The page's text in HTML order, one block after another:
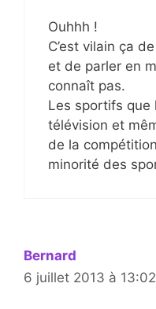
Ouhhh !
C’est vilain ça
et de parler en
connaît pas.
Les sportifs que
télévision et
de la
minorité des
Bernard
6 juillet 2013 à 13:02